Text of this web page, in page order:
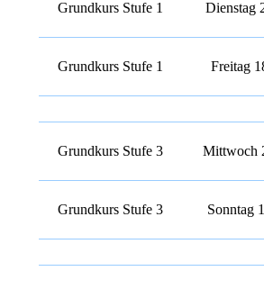
Grundkurs Stufe 1 Dienstag
Grundkurs Stufe 1 Freitag
Grundkurs Stufe 3 Mittwoch
Grundkurs Stufe 3 Sonntag